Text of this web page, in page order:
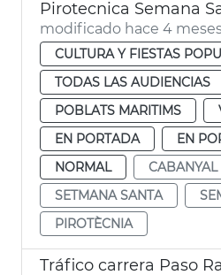
Pirotecnica Semana
modificado hace 4
CULTURA Y FIESTAS
TODAS LAS AUDIENCIAS
POBLATS MARITIMS
EN PORTADA
EN
NORMAL
CABANYAL
SETMANA SANTA
PIROTÈCNIA